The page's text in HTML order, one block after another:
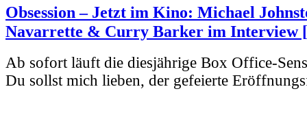
Obsession – Jetzt im Kino: Michael
Navarrette & Curry Barker im Interview
Ab sofort läuft die diesjährige Box Office-
Du sollst mich lieben, der gefeierte